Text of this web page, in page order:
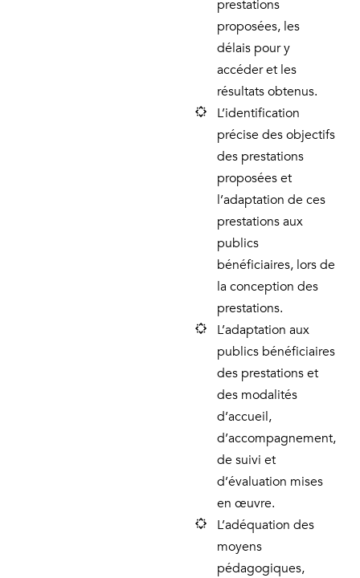
prestations
proposées, les
délais pour y
accéder et les
résultats obtenus.
L’identification
précise des objectifs
des prestations
proposées et
l’adaptation de ces
prestations aux
publics
bénéficiaires, lors de
la conception des
prestations.
L’adaptation aux
publics bénéficiaires
des prestations et
des modalités
d’accueil,
d’accompagnement,
de suivi et
d’évaluation mises
en œuvre.
L’adéquation des
moyens
pédagogiques,